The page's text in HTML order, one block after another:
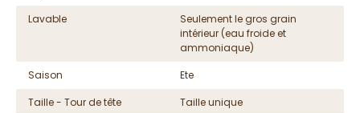
Lavable
Seulement le gros grain
intérieur (eau froide et
ammoniaque)
Saison
Ete
Taille - Tour de tête
Taille unique